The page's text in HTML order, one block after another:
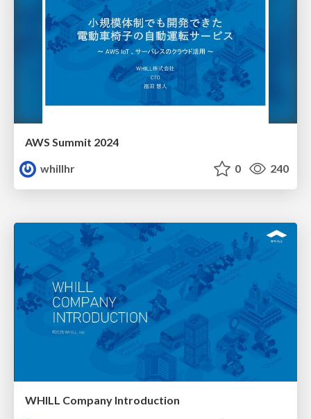
AWS Summit 2024
whillhr
0 240
WHILL Company Introduction